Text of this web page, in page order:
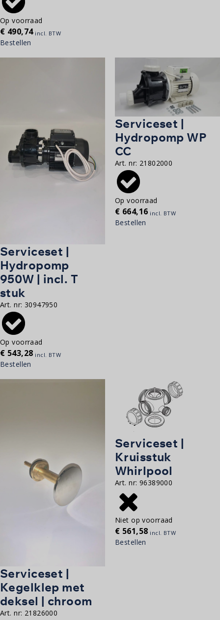
Op voorraad
€ 490,74 incl. BTW
Bestellen
Serviceset |
Hydropomp
950W | incl. T
stuk
Art. nr: 30947950
Op voorraad
€ 543,28 incl. BTW
Bestellen
Serviceset |
Hydropomp WP
CC
Art. nr: 21802000
Op voorraad
€ 664,16 incl. BTW
Bestellen
Serviceset |
Kegelklep met
deksel | chroom
Art. nr: 21826000
Serviceset |
Kruisstuk
Whirlpool
Art. nr: 96389000
Niet op voorraad
€ 561,58 incl. BTW
Bestellen